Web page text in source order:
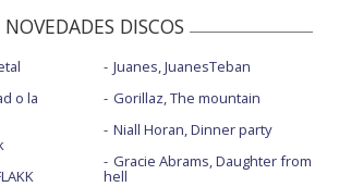
NOVEDADES DISCOS
o la
Juanes, JuanesTeban
Gorillaz, The mountain
Niall Horan, Dinner party
Gracie Abrams, Daughter from
hell